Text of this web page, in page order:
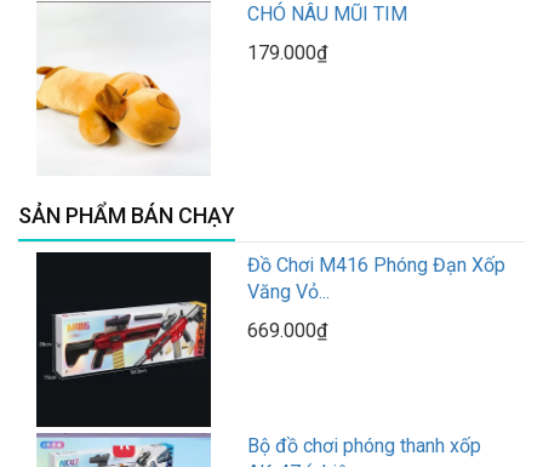
CHÓ NÂU MŨI TIM
179.000₫
SẢN PHẨM BÁN CHẠY
Đồ Chơi M416 Phóng Đạn Xốp
Văng Vỏ...
669.000₫
Bộ đồ chơi phóng thanh xốp